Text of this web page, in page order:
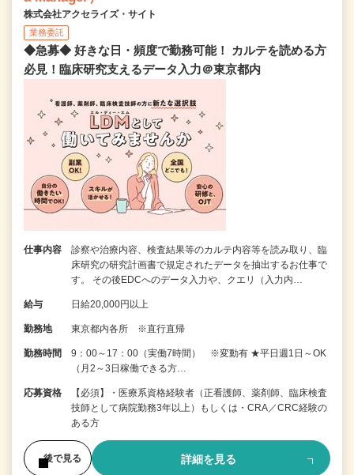
株式会社アクセライズ・サイト
業務委託
◆急募◆ 好きな日・頻度で勤務可能！ カルテを読める方
必見！臨床研究支えるデータ入力＠東京都内
仕事内容
診察や治療内容、検査結果等のカルテ内容等を読み取り、臨
床研究の研究計画書で規定されたデータを抽出するお仕事で
す。 その後EDCへのデータ入力や、クエリ（入力内…
給与 日給20,000円以上
勤務地 東京都内各所 ※直行直帰
勤務時間
9：00～17：00（実働7時間） ※変動有 ★平日週1日～OK
（月2～3日稼働できる方…
応募資格
【必須】・医療系資格経験者（正看護師、薬剤師、臨床検査
技師として病院勤務3年以上）もしくは・CRA／CRC経験の
ある方
後で見る 詳細を見る